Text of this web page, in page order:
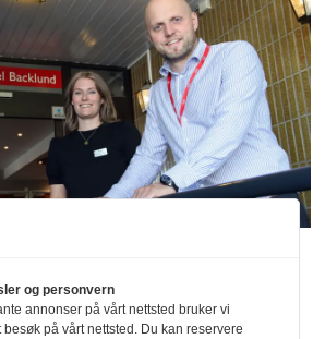
direktør til
hotell
og personvern
annonser på vårt nettsted bruker vi
på vårt nettsted. Du kan reservere